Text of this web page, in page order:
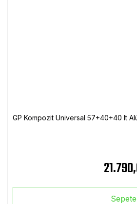
GP Kompozit Universal 57+40+40 lt